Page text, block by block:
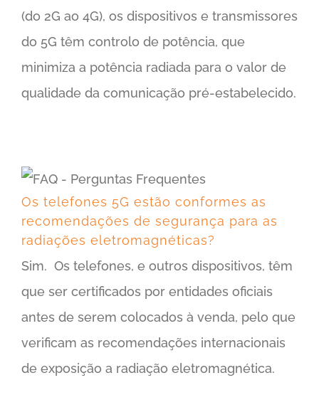
(do 2G ao 4G), os dispositivos e transmissores
do 5G têm controlo de potência, que
minimiza a potência radiada para o valor de
qualidade da comunicação pré-estabelecido.
Os telefones 5G estão conformes as
recomendações de segurança para as
radiações eletromagnéticas?
Sim. Os telefones, e outros dispositivos, têm
que ser certificados por entidades oficiais
antes de serem colocados à venda, pelo que
verificam as recomendações internacionais
de exposição a radiação eletromagnética.